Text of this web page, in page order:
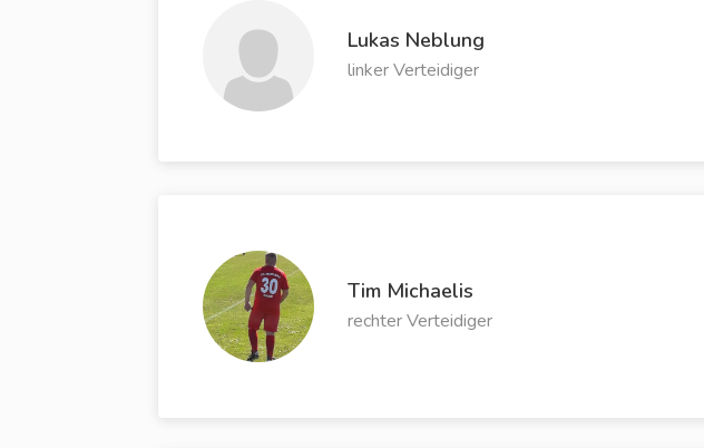
Lukas Neblung
linker Verteidiger
Tim Michaelis
rechter Verteidiger